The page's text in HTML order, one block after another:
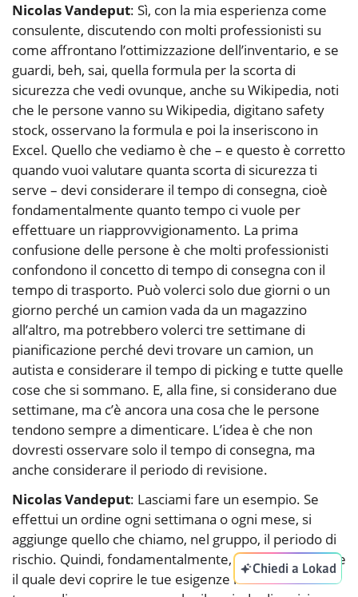
Nicolas Vandeput: Sì, con la mia esperienza come
consulente, discutendo con molti professionisti su
come affrontano l’ottimizzazione dell’inventario, e se
guardi, beh, sai, quella formula per la scorta di
sicurezza che vedi ovunque, anche su Wikipedia, noti
che le persone vanno su Wikipedia, digitano safety
stock, osservano la formula e poi la inseriscono in
Excel. Quello che vediamo è che – e questo è corretto
quando vuoi valutare quanta scorta di sicurezza ti
serve – devi considerare il tempo di consegna, cioè
fondamentalmente quanto tempo ci vuole per
effettuare un riapprovvigionamento. La prima
confusione delle persone è che molti professionisti
confondono il concetto di tempo di consegna con il
tempo di trasporto. Può volerci solo due giorni o un
giorno perché un camion vada da un magazzino
all’altro, ma potrebbero volerci tre settimane di
pianificazione perché devi trovare un camion, un
autista e considerare il tempo di picking e tutte quelle
cose che si sommano. E, alla fine, si considerano due
settimane, ma c’è ancora una cosa che le persone
tendono sempre a dimenticare. L’idea è che non
dovresti osservare solo il tempo di consegna, ma
anche considerare il periodo di revisione.
Nicolas Vandeput: Lasciami fare un esempio. Se
effettui un ordine ogni settimana o ogni mese, si
aggiunge quello che chiamo, nel gruppo, il periodo di
rischio. Quindi, fondamentalmente, il periodo durante
il quale devi coprire le tue esigenze non è solo il
Chiedi a Lokad